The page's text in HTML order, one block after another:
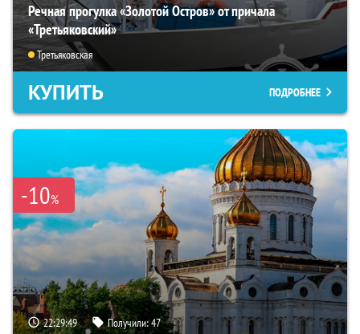
Речная прогулка «Золотой Остров» от причала
«Третьяковский»
Третьяковская
КУПИТЬ ПОДРОБНЕЕ
-10%
22:29:48 Получили:47